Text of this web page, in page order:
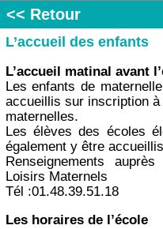
<< Retour
L’accueil des enfants
L’accueil matinal avant
Les enfants de
accueillis sur inscription
maternelles.
Les élèves des écoles
également y être
Renseignements
Loisirs Maternels
Tél :01.48.39.51.18
Les horaires de l’école